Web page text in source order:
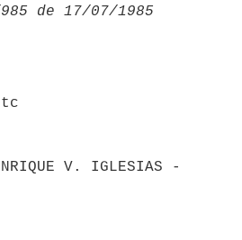
de 17/07/1985
V. IGLESIAS -